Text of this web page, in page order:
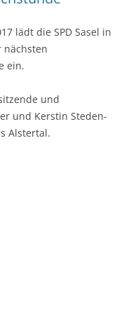
lädt die SPD Sasel in
nächsten
ein.
und
und Kerstin Steden-
Alstertal.